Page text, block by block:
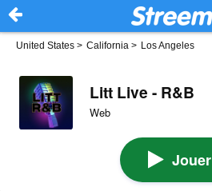
United States > California > Los Angeles
Litt Live - R&B
Web
Jouer